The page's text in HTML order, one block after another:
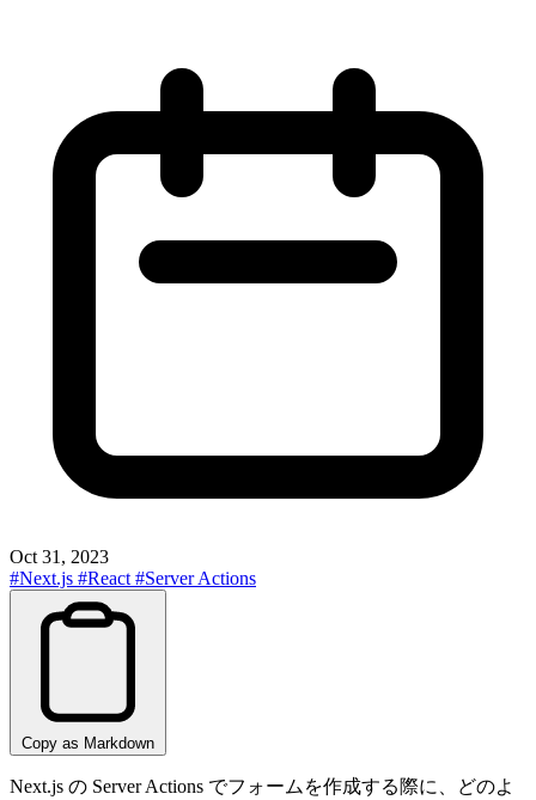
Oct 31, 2023
#Next.js #React #Server Actions
Copy as Markdown
Next.js の Server Actions でフォームを作成する際に、どのよ